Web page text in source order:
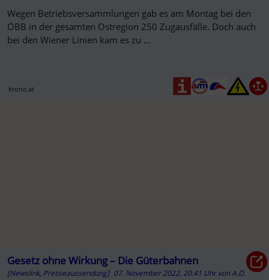
Wegen Betriebsversammlungen gab es am Montag bei den
ÖBB in der gesamten Ostregion 250 Zugausfälle. Doch auch
bei den Wiener Linien kam es zu ...
krone.at
Gesetz ohne Wirkung – Die Güterbahnen
[Newslink, Presseaussendung] 07. November 2022, 20:41 Uhr vonA.D.